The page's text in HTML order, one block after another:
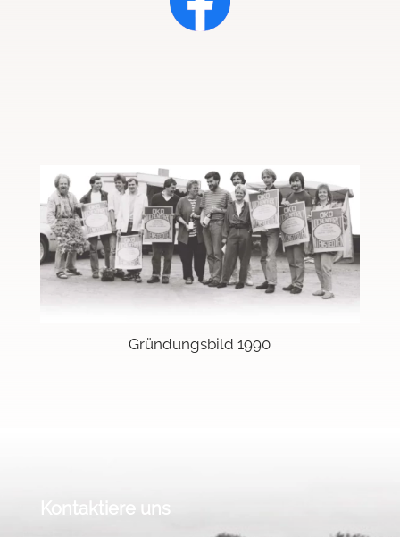
Gründungsbild 1990
Kontaktiere uns